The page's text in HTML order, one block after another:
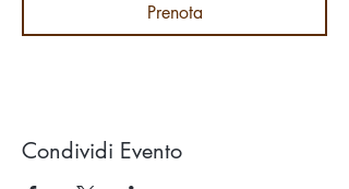
Prenota
Condividi Evento